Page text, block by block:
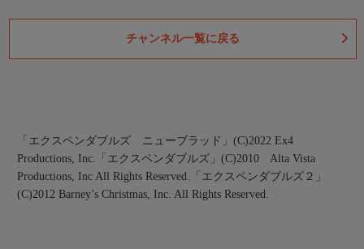
チャンネル一覧に戻る
「エクスペンダブルズ ニューブラッド」(C)2022 Ex4
Productions, Inc.
「エクスペンダブルズ」(C)2010 Alta Vista
Productions, Inc All Rights Reserved.
「エクスペンダブルズ２」
(C)2012 Barney’s Christmas, Inc. All Rights Reserved.